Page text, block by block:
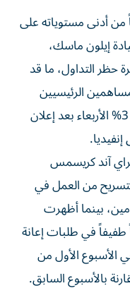
أدنى مستوياته على
إيلون ماسك،
حظر التداول، ما قد
الرئيسيين
لأسهمهم. ارتفع سهم إنفيديا بأكثر من 3% الأربعاء بعد إعلان
آند كريسمس
من العمل في
بينما أظهرت
في طلبات إعانة
ألف طلب في الأسبوع الأول من
بالأسبوع السابق.